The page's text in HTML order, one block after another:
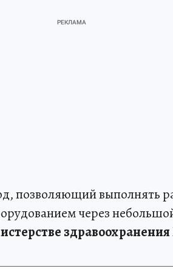
позволяющий выполнять
через
здравоохранения